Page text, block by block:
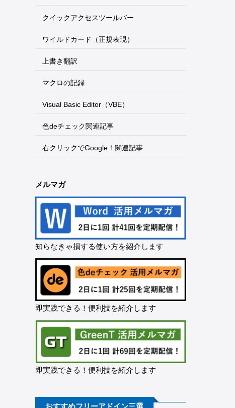
クイックアクセスツールバー
ワイルドカード（正規表現）
上書き翻訳
マクロの記録
Visual Basic Editor（VBE）
色deチェック関連記事
右クリックでGoogle！関連記事
メルマガ
知らなきゃ損する使い方を紹介します
即実践できる！便利技を紹介します
即実践できる！便利技を紹介します
おすすめフリーアドイン三選